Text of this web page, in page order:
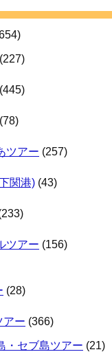
(227)
(445)
(78)
ツアー (257)
関港) (43)
ツアー (156)
(28)
アー (366)
・セブ島ツアー (21)